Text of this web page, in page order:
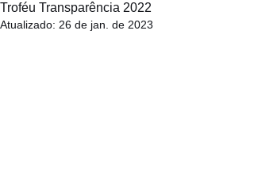
Troféu Transparência 2022
Atualizado: 26 de jan. de 2023